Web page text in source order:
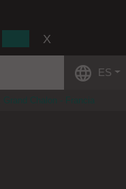
ES
Grand Chalon - Francia